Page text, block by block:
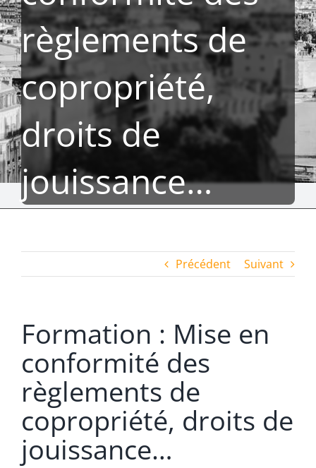
règlements de
copropriété,
droits de
jouissance…
Précédent Suivant
Formation : Mise en
conformité des
règlements de
copropriété, droits de
jouissance…